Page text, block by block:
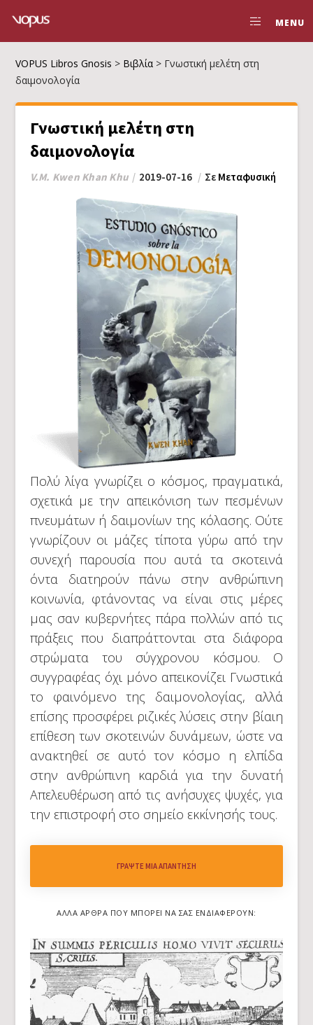
MENU
VOPUS Libros Gnosis > Βιβλία > Γνωστική μελέτη στη
δαιμονολογία
Γνωστική μελέτη στη
δαιμονολογία
V.M. Kwen Khan Khu 2019-07-16 Σε Μεταφυσική
Πολύ λίγα γνωρίζει ο κόσμος, πραγματικά,
σχετικά με την απεικόνιση των πεσμένων
πνευμάτων ή δαιμονίων της κόλασης. Ούτε
γνωρίζουν οι μάζες τίποτα γύρω από την
συνεχή παρουσία που αυτά τα σκοτεινά
όντα διατηρούν πάνω στην ανθρώπινη
κοινωνία, φτάνοντας να είναι στις μέρες
μας σαν κυβερνήτες πάρα πολλών από τις
πράξεις που διαπράττονται στα διάφορα
στρώματα του σύγχρονου κόσμου. Ο
συγγραφέας όχι μόνο απεικονίζει Γνωστικά
το φαινόμενο της δαιμονολογίας, αλλά
επίσης προσφέρει ριζικές λύσεις στην βίαιη
επίθεση των σκοτεινών δυνάμεων, ώστε να
ανακτηθεί σε αυτό τον κόσμο η ελπίδα
στην ανθρώπινη καρδιά για την δυνατή
Απελευθέρωση από τις ανήσυχες ψυχές, για
την επιστροφή στο σημείο εκκίνησής τους.
ΓΡΆΨΤΕ ΜΙΑ ΑΠΆΝΤΗΣΗ
ΆΛΛΑ ΆΡΘΡΑ ΠΟΥ ΜΠΟΡΕΊ ΝΑ ΣΑΣ ΕΝΔΙΑΦΈΡΟΥΝ: